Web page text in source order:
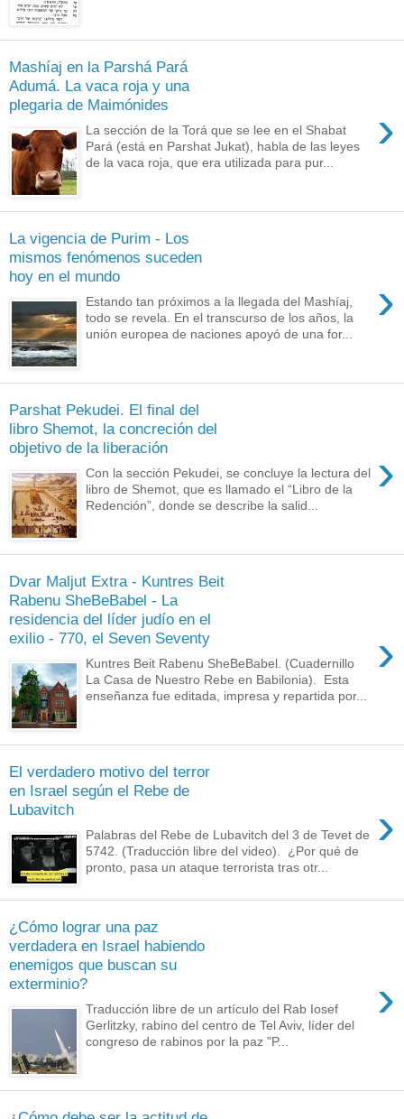
Mashíaj en la Parshá Pará
Adumá. La vaca roja y una
plegaria de Maimónides
›
La sección de la Torá que se lee en el Shabat
Pará (está en Parshat Jukat), habla de las leyes
de la vaca roja, que era utilizada para pur...
La vigencia de Purim - Los
mismos fenómenos suceden
hoy en el mundo
›
Estando tan próximos a la llegada del Mashíaj,
todo se revela. En el transcurso de los años, la
unión europea de naciones apoyó de una for...
Parshat Pekudei. El final del
libro Shemot, la concreción del
objetivo de la liberación
›
Con la sección Pekudei, se concluye la lectura del
libro de Shemot, que es llamado el “Libro de la
Redención”, donde se describe la salid...
Dvar Maljut Extra - Kuntres Beit
Rabenu SheBeBabel - La
residencia del líder judío en el
exilio - 770, el Seven Seventy
›
Kuntres Beit Rabenu SheBeBabel. (Cuadernillo
La Casa de Nuestro Rebe en Babilonia). Esta
enseñanza fue editada, impresa y repartida por...
El verdadero motivo del terror
en Israel según el Rebe de
Lubavitch
›
Palabras del Rebe de Lubavitch del 3 de Tevet de
5742. (Traducción libre del video). ¿Por qué de
pronto, pasa un ataque terrorista tras otr...
¿Cómo lograr una paz
verdadera en Israel habiendo
enemigos que buscan su
exterminio?
›
Traducción libre de un artículo del Rab Iosef
Gerlitzky, rabino del centro de Tel Aviv, líder del
congreso de rabinos por la paz "P...